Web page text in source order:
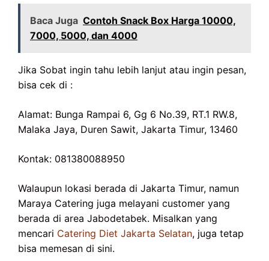
Baca Juga Contoh Snack Box Harga 10000,
7000, 5000, dan 4000
Jika Sobat ingin tahu lebih lanjut atau ingin pesan,
bisa cek di :
Alamat: Bunga Rampai 6, Gg 6 No.39, RT.1 RW.8,
Malaka Jaya, Duren Sawit, Jakarta Timur, 13460
Kontak: 081380088950
Walaupun lokasi berada di Jakarta Timur, namun
Maraya Catering juga melayani customer yang
berada di area Jabodetabek. Misalkan yang
mencari Catering Diet Jakarta Selatan, juga tetap
bisa memesan di sini.